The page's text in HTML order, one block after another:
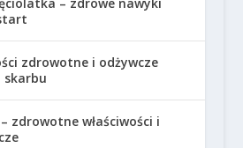
zdrowotne i odżywcze
skarbu
zdrowotne właściwości i